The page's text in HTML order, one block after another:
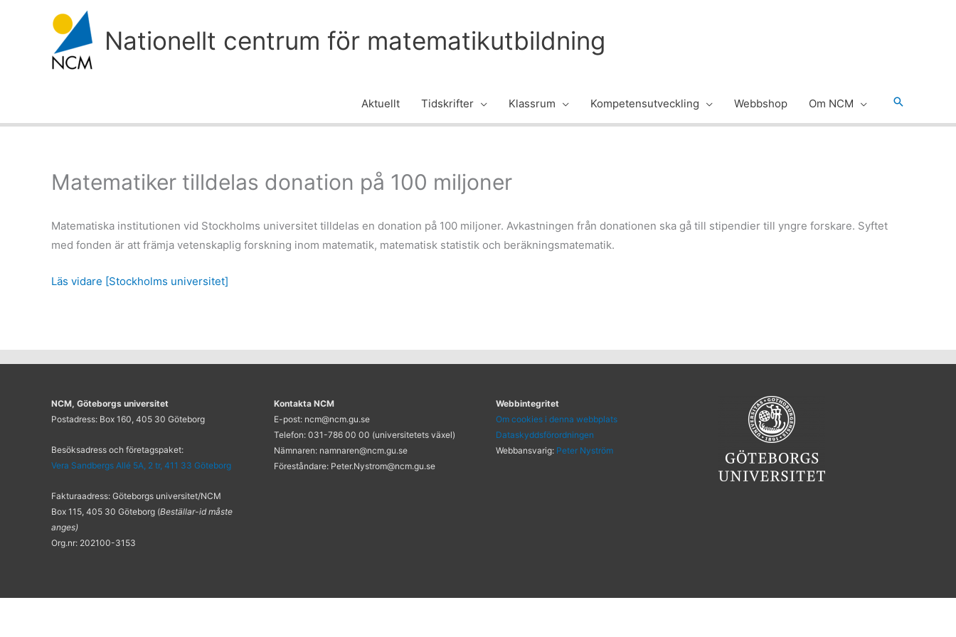
Nationellt centrum för matematikutbildning
Aktuellt Tidskrifter Klassrum Kompetensutveckling Webbshop Om NCM Sök
Matematiker tilldelas donation på 100 miljoner
Matematiska institutionen vid Stockholms universitet tilldelas en donation på 100 miljoner. Avkastningen från donationen ska gå till stipendier till yngre forskare. Syftet
med fonden är att främja vetenskaplig forskning inom matematik, matematisk statistik och beräkningsmatematik.
Läs vidare [Stockholms universitet]
NCM, Göteborgs universitet
Postadress: Box 160, 405 30 Göteborg
Besöksadress och företagspaket:
Vera Sandbergs Allé 5A, 2 tr, 411 33 Göteborg
Fakturaadress: Göteborgs universitet/NCM
Box 115, 405 30 Göteborg (Beställar-id måste
anges)
Org.nr: 202100-3153
Kontakta NCM
E-post: ncm@ncm.gu.se
Telefon: 031-786 00 00 (universitetets växel)
Nämnaren: namnaren@ncm.gu.se
Föreståndare: Peter.Nystrom@ncm.gu.se
Webbintegritet
Om cookies i denna webbplats
Dataskyddsförordningen
Webbansvarig: Peter Nyström